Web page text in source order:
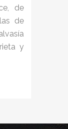
de
de
y